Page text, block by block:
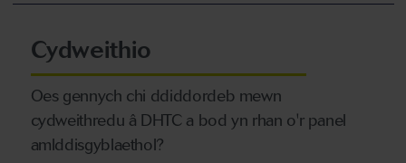
Cydweithio
Oes gennych chi ddiddordeb mewn
cydweithredu â DHTC a bod yn rhan o'r panel
amlddisgyblaethol?